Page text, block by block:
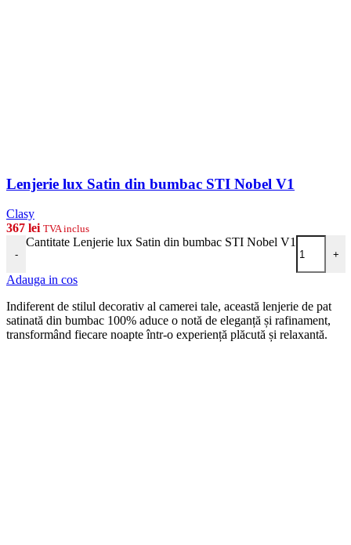
Lenjerie lux Satin din bumbac STI Nobel V1
Clasy
367 lei TVA inclus
-
Cantitate Lenjerie lux Satin din bumbac STI Nobel V1
+
Adauga in cos
Indiferent de stilul decorativ al camerei tale, această lenjerie de pat
satinată din bumbac 100% aduce o notă de eleganță și rafinament,
transformând fiecare noapte într-o experiență plăcută și relaxantă.